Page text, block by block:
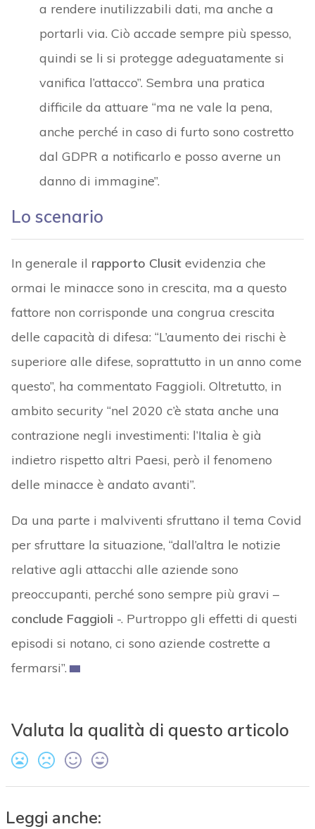
a rendere inutilizzabili dati, ma anche a
portarli via. Ciò accade sempre più spesso,
quindi se li si protegge adeguatamente si
vanifica l’attacco”. Sembra una pratica
difficile da attuare “ma ne vale la pena,
anche perché in caso di furto sono costretto
dal GDPR a notificarlo e posso averne un
danno di immagine”.
Lo scenario
In generale il rapporto Clusitevidenzia che
ormai le minacce sono in crescita, ma a questo
fattore non corrisponde una congrua crescita
delle capacità di difesa: “L’aumento dei rischi è
superiore alle difese, soprattutto in un anno come
questo”, ha commentato Faggioli. Oltretutto, in
ambito security “nel 2020 c’è stata anche una
contrazione negli investimenti: l’Italia è già
indietro rispetto altri Paesi, però il fenomeno
delle minacce è andato avanti”.
Da una parte i malviventi sfruttano il tema Covid
per sfruttare la situazione, “dall’altra le notizie
relative agli attacchi alle aziende sono
preoccupanti, perché sono sempre più gravi –
conclude Faggioli -. Purtroppo gli effetti di questi
episodi si notano, ci sono aziende costrette a
fermarsi”.
Valuta la qualità di questo articolo
Leggi anche: